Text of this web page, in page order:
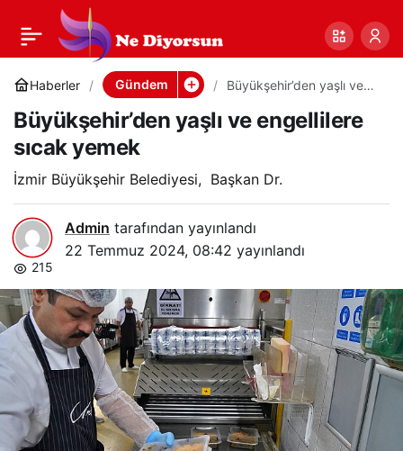
Haberler Gündem
Büyükşehir’den yaşlı ve
Büyükşehir’den yaşlı ve engellilere
sıcak yemek
İzmir Büyükşehir Belediyesi, Başkan Dr.
Admin tarafından yayınlandı
22 Temmuz 2024, 08:42 yayınlandı
215
Büyükşehir’den yaşlı
ve engellilere sıcak
yemek
Paylaş